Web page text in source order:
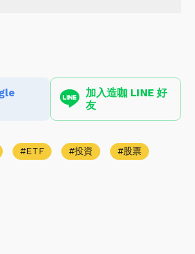
加入造咖 LINE 好
友
ETF 投資 股票